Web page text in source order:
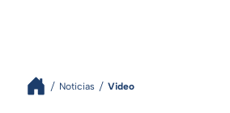
Noticias Video